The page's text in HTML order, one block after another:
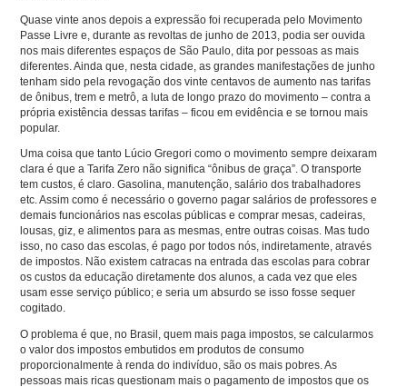
Quase vinte anos depois a expressão foi recuperada pelo Movimento
Passe Livre e, durante as revoltas de junho de 2013, podia ser ouvida
nos mais diferentes espaços de São Paulo, dita por pessoas as mais
diferentes. Ainda que, nesta cidade, as grandes manifestações de junho
tenham sido pela revogação dos vinte centavos de aumento nas tarifas
de ônibus, trem e metrô, a luta de longo prazo do movimento – contra a
própria existência dessas tarifas – ficou em evidência e se tornou mais
popular.
Uma coisa que tanto Lúcio Gregori como o movimento sempre deixaram
clara é que a Tarifa Zero não significa “ônibus de graça”. O transporte
tem custos, é claro. Gasolina, manutenção, salário dos trabalhadores
etc. Assim como é necessário o governo pagar salários de professores e
demais funcionários nas escolas públicas e comprar mesas, cadeiras,
lousas, giz, e alimentos para as mesmas, entre outras coisas. Mas tudo
isso, no caso das escolas, é pago por todos nós, indiretamente, através
de impostos. Não existem catracas na entrada das escolas para cobrar
os custos da educação diretamente dos alunos, a cada vez que eles
usam esse serviço público; e seria um absurdo se isso fosse sequer
cogitado.
O problema é que, no Brasil, quem mais paga impostos, se calcularmos
o valor dos impostos embutidos em produtos de consumo
proporcionalmente à renda do indivíduo, são os mais pobres. As
pessoas mais ricas questionam mais o pagamento de impostos que os